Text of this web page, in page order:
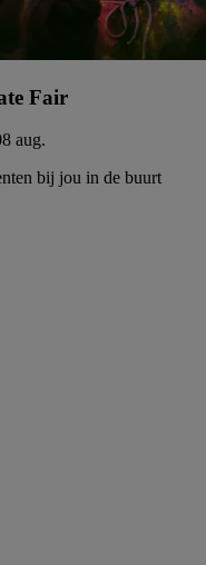
Fair
aug.
bij jou in de buurt